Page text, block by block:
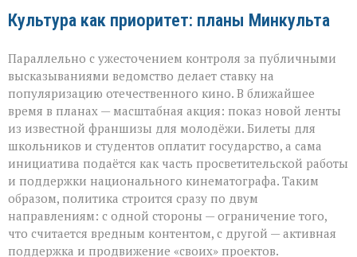
Культура как приоритет: планы Минкульта
Параллельно с ужесточением контроля за публичными
высказываниями ведомство делает ставку на
популяризацию отечественного кино. В ближайшее
время в планах — масштабная акция: показ новой ленты
из известной франшизы для молодёжи. Билеты для
школьников и студентов оплатит государство, а сама
инициатива подаётся как часть просветительской работы
и поддержки национального кинематографа. Таким
образом, политика строится сразу по двум
направлениям: с одной стороны — ограничение того,
что считается вредным контентом, с другой — активная
поддержка и продвижение «своих» проектов.